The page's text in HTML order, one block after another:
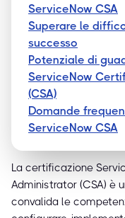
ServiceNow CSA
Superare le
successo
Potenziale di
ServiceNow
(CSA)
Domande
ServiceNow CSA
La certificazione
Administrator (CSA) è
convalida le